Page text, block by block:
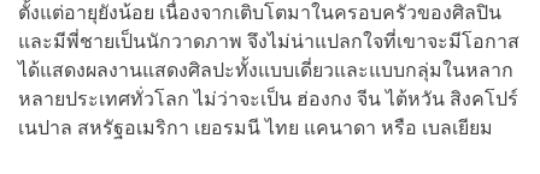
ตั้งแต่อายุยังน้อย เนื่องจากเติบโตมาในครอบครัวของศิลปิน
และมีพี่ชายเป็นนักวาดภาพ จึงไม่น่าแปลกใจที่เขาจะมีโอกาส
ได้แสดงผลงานแสดงศิลปะทั้งแบบเดี่ยวและแบบกลุ่มในหลาก
หลายประเทศทั่วโลก ไม่ว่าจะเป็น ฮ่องกง จีน ไต้หวัน สิงคโปร์
เนปาล สหรัฐอเมริกา เยอรมนี ไทย แคนาดา หรือ เบลเยียม